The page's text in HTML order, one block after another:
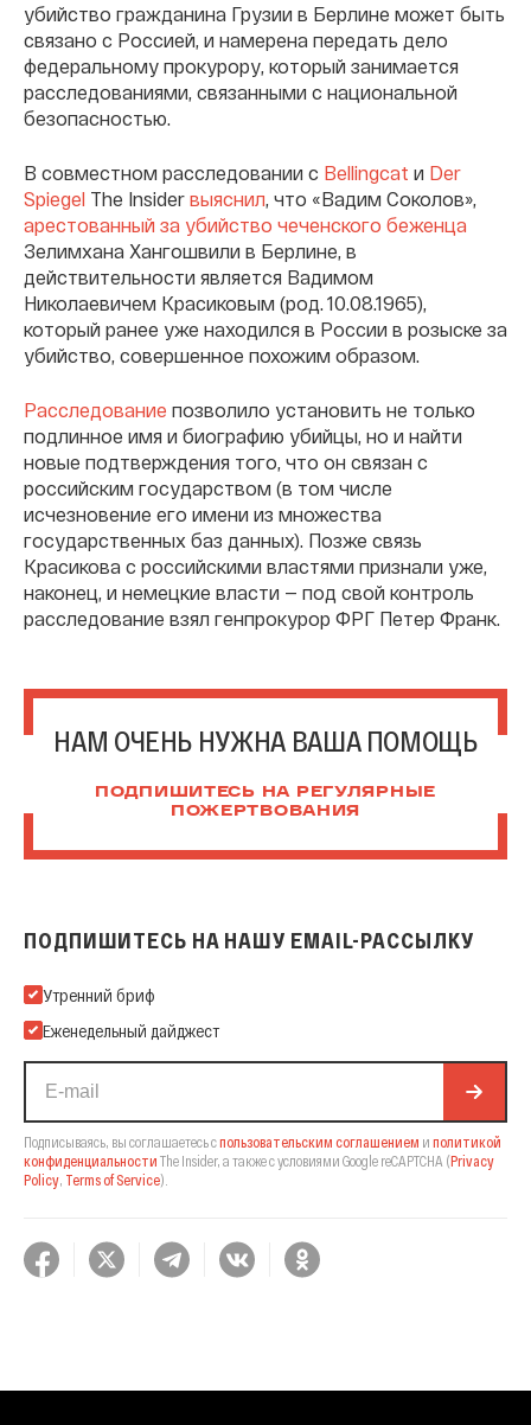
убийство гражданина Грузии в Берлине может быть
связано с Россией, и намерена передать дело
федеральному прокурору, который занимается
расследованиями, связанными с национальной
безопасностью.
В совместном расследовании с Bellingcat и Der
Spiegel The Insider выяснил, что «Вадим Соколов»,
арестованный за убийство чеченского беженца
Зелимхана Хангошвили в Берлине, в
действительности является Вадимом
Николаевичем Красиковым (род. 10.08.1965),
который ранее уже находился в России в розыске за
убийство, совершенное похожим образом.
Расследование позволило установить не только
подлинное имя и биографию убийцы, но и найти
новые подтверждения того, что он связан с
российским государством (в том числе
исчезновение его имени из множества
государственных баз данных). Позже связь
Красикова с российскими властями признали уже,
наконец, и немецкие власти — под свой контроль
расследование взял генпрокурор ФРГ Петер Франк.
НАМ ОЧЕНЬ НУЖНА ВАША ПОМОЩЬ
ПОДПИШИТЕСЬ НА РЕГУЛЯРНЫЕ
ПОЖЕРТВОВАНИЯ
ПОДПИШИТЕСЬ НА НАШУ EMAIL-РАССЫЛКУ
Подпишитесь на нашу Email-рассылку
Утренний бриф
Еженедельный дайджест
Подписываясь, вы соглашаетесь спользовательским соглашением и политикой
конфиденциальности The Insider, а также с условиями Google reCAPTCHA (Privacy
Policy, Terms of Service).